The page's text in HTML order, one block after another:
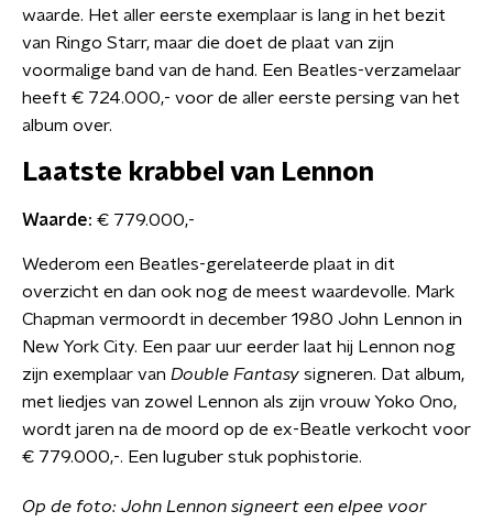
waarde. Het aller eerste exemplaar is lang in het bezit
van Ringo Starr, maar die doet de plaat van zijn
voormalige band van de hand. Een Beatles-verzamelaar
heeft € 724.000,- voor de aller eerste persing van het
album over.
Laatste krabbel van Lennon
Waarde: € 779.000,-
Wederom een Beatles-gerelateerde plaat in dit
overzicht en dan ook nog de meest waardevolle. Mark
Chapman vermoordt in december 1980 John Lennon in
New York City. Een paar uur eerder laat hij Lennon nog
zijn exemplaar van Double Fantasy signeren. Dat album,
met liedjes van zowel Lennon als zijn vrouw Yoko Ono,
wordt jaren na de moord op de ex-Beatle verkocht voor
€ 779.000,-. Een luguber stuk pophistorie.
Op de foto: John Lennon signeert een elpee voor